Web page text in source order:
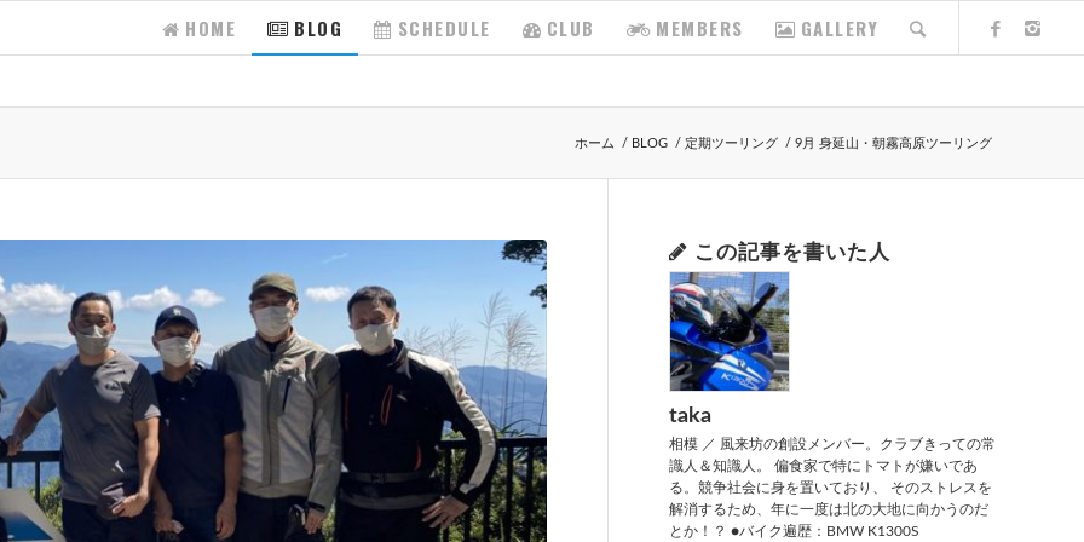
HOME BLOG SCHEDULE CLUB MEMBERS GALLERY
ホーム / BLOG / 定期ツーリング / 9月 身延山・朝霧高原ツーリング
この記事を書いた人
taka
相模 ／ 風来坊の創設メンバー。クラブきっての常
識人＆知識人。 偏食家で特にトマトが嫌いであ
る。競争社会に身を置いており、 そのストレスを
解消するため、年に一度は北の大地に向かうのだ
とか！？ ●バイク遍歴：BMW K1300S